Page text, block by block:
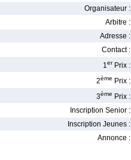
Organisateur :
Arbitre :
Adresse :
Contact :
1er Prix :
2ème Prix :
3ème Prix :
Inscription Senior :
Inscription Jeunes :
Annonce :